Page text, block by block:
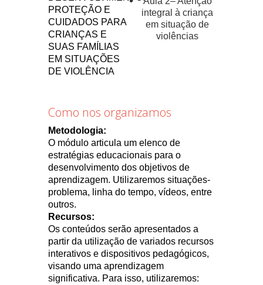
PROTEÇÃO E
CUIDADOS PARA
CRIANÇAS E
SUAS FAMÍLIAS
EM SITUAÇÕES
DE VIOLÊNCIA
integral à criança
em situação de
violências
Como nos organizamos
Metodologia:
O módulo articula um elenco de
estratégias educacionais para o
desenvolvimento dos objetivos de
aprendizagem. Utilizaremos situações-
problema, linha do tempo, vídeos, entre
outros.
Recursos:
Os conteúdos serão apresentados a
partir da utilização de variados recursos
interativos e dispositivos pedagógicos,
visando uma aprendizagem
significativa. Para isso, utilizaremos: